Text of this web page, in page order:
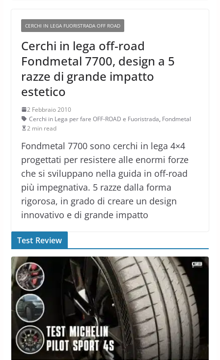
CERCHI IN LEGA FUORISTRADA OFF ROAD
Cerchi in lega off-road
Fondmetal 7700, design a 5
razze di grande impatto
estetico
2 Febbraio 2010
Cerchi in Lega per fare OFF-ROAD e Fuoristrada, Fondmetal
2 min read
Fondmetal 7700 sono cerchi in lega 4×4
progettati per resistere alle enormi forze
che si sviluppano nella guida in off-road
più impegnativa. 5 razze dalla forma
rigorosa, in grado di creare un design
innovativo e di grande impatto
Test Review